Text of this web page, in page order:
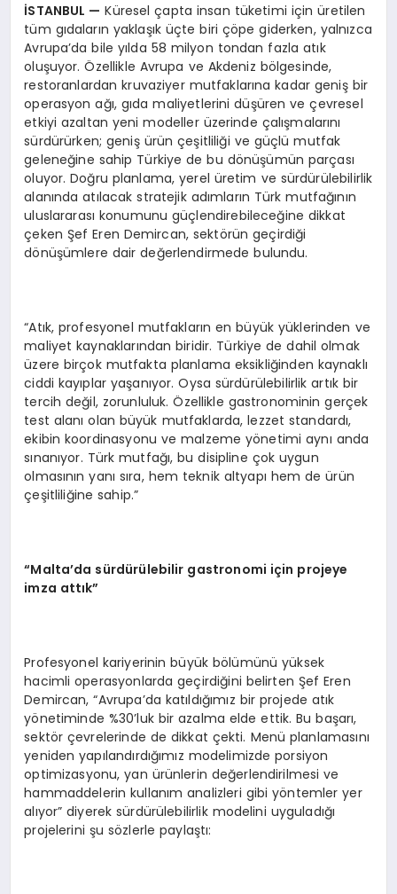
İSTANBUL — Küresel çapta insan tüketimi için üretilen
tüm gıdaların yaklaşık üçte biri çöpe giderken, yalnızca
Avrupa’da bile yılda 58 milyon tondan fazla atık
oluşuyor. Özellikle Avrupa ve Akdeniz bölgesinde,
restoranlardan kruvaziyer mutfaklarına kadar geniş bir
operasyon ağı, gıda maliyetlerini düşüren ve çevresel
etkiyi azaltan yeni modeller üzerinde çalışmalarını
sürdürürken; geniş ürün çeşitliliği ve güçlü mutfak
geleneğine sahip Türkiye de bu dönüşümün parçası
oluyor. Doğru planlama, yerel üretim ve sürdürülebilirlik
alanında atılacak stratejik adımların Türk mutfağının
uluslararası konumunu güçlendirebileceğine dikkat
çeken Şef Eren Demircan, sektörün geçirdiği
dönüşümlere dair değerlendirmede bulundu.
“Atık, profesyonel mutfakların en büyük yüklerinden ve
maliyet kaynaklarından biridir. Türkiye de dahil olmak
üzere birçok mutfakta planlama eksikliğinden kaynaklı
ciddi kayıplar yaşanıyor. Oysa sürdürülebilirlik artık bir
tercih değil, zorunluluk. Özellikle gastronominin gerçek
test alanı olan büyük mutfaklarda, lezzet standardı,
ekibin koordinasyonu ve malzeme yönetimi aynı anda
sınanıyor. Türk mutfağı, bu disipline çok uygun
olmasının yanı sıra, hem teknik altyapı hem de ürün
çeşitliliğine sahip.”
“Malta’da sürdürülebilir gastronomi için projeye
imza attık”
Profesyonel kariyerinin büyük bölümünü yüksek
hacimli operasyonlarda geçirdiğini belirten Şef Eren
Demircan, “Avrupa’da katıldığımız bir projede atık
yönetiminde %30’luk bir azalma elde ettik. Bu başarı,
sektör çevrelerinde de dikkat çekti. Menü planlamasını
yeniden yapılandırdığımız modelimizde porsiyon
optimizasyonu, yan ürünlerin değerlendirilmesi ve
hammaddelerin kullanım analizleri gibi yöntemler yer
alıyor” diyerek sürdürülebilirlik modelini uyguladığı
projelerini şu sözlerle paylaştı: